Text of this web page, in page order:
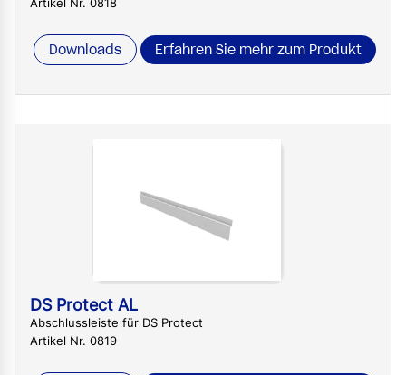
Artikel Nr. 0818
Downloads Erfahren Sie mehr zum Produkt
DS Protect AL
Abschlussleiste für DS Protect
Artikel Nr. 0819